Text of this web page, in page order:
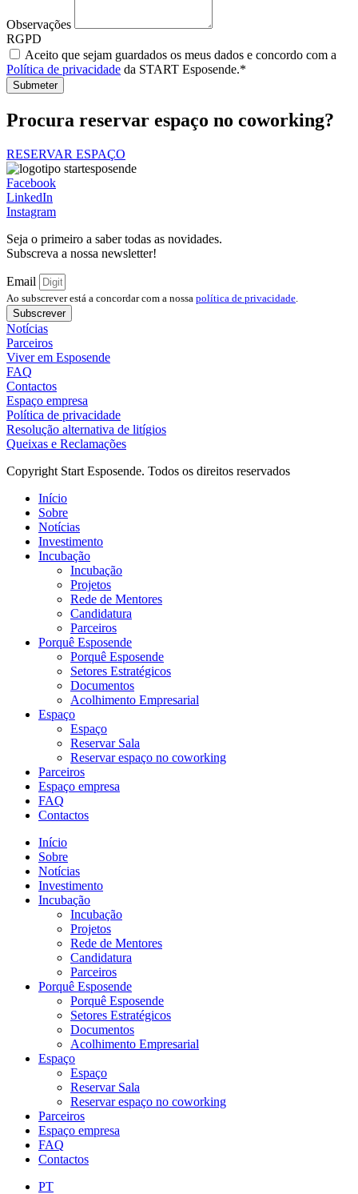
Observações
RGPD
Aceito que sejam guardados os meus dados e concordo com a
Política de privacidade da START Esposende.*
Submeter
Procura reservar espaço no coworking?
RESERVAR ESPAÇO
Facebook
LinkedIn
Instagram
Seja o primeiro a saber todas as novidades.
Subscreva a nossa newsletter!
Email
Ao subscrever está a concordar com a nossa política de privacidade.
Subscrever
Notícias
Parceiros
Viver em Esposende
FAQ
Contactos
Espaço empresa
Política de privacidade
Resolução alternativa de litígios
Queixas e Reclamações
Copyright Start Esposende. Todos os direitos reservados
Início
Sobre
Notícias
Investimento
Incubação
Incubação
Projetos
Rede de Mentores
Candidatura
Parceiros
Porquê Esposende
Porquê Esposende
Setores Estratégicos
Documentos
Acolhimento Empresarial
Espaço
Espaço
Reservar Sala
Reservar espaço no coworking
Parceiros
Espaço empresa
FAQ
Contactos
Início
Sobre
Notícias
Investimento
Incubação
Incubação
Projetos
Rede de Mentores
Candidatura
Parceiros
Porquê Esposende
Porquê Esposende
Setores Estratégicos
Documentos
Acolhimento Empresarial
Espaço
Espaço
Reservar Sala
Reservar espaço no coworking
Parceiros
Espaço empresa
FAQ
Contactos
PT